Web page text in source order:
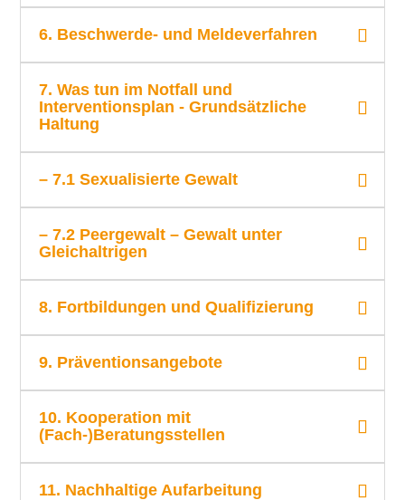
6. Beschwerde- und Meldeverfahren
7. Was tun im Notfall und
Interventionsplan - Grundsätzliche
Haltung
– 7.1 Sexualisierte Gewalt
– 7.2 Peergewalt – Gewalt unter
Gleichaltrigen
8. Fortbildungen und Qualifizierung
9. Präventionsangebote
10. Kooperation mit
(Fach-)Beratungsstellen
11. Nachhaltige Aufarbeitung